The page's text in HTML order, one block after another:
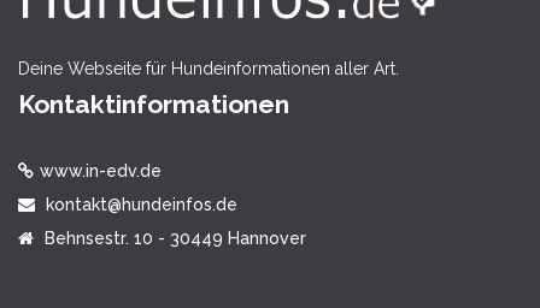
Deine Webseite für Hundeinformationen aller Art.
Kontaktinformationen
www.in-edv.de
kontakt@hundeinfos.de
Behnsestr. 10 - 30449 Hannover